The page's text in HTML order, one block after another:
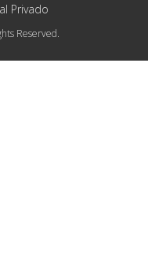
Privado
Reserved.